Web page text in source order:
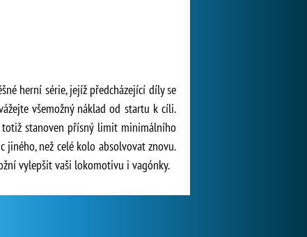
herní série, jejíž předcházející díly se
všemožný náklad od startu k cíli.
stanoven přísný limit minimálního
jiného, než celé kolo absolvovat znovu.
vylepšit vaši lokomotivu i vagónky.